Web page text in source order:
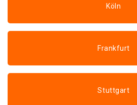
Köln
Frankfurt
Stuttgart